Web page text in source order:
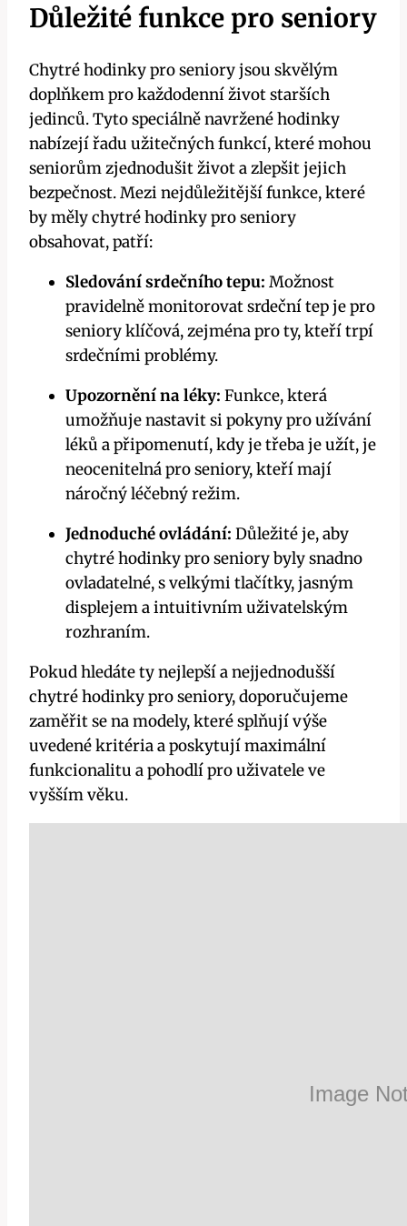
Důležité funkce pro seniory
Chytré hodinky pro seniory jsou skvělým
doplňkem pro každodenní život starších
jedinců. Tyto speciálně navržené hodinky
nabízejí řadu užitečných funkcí, které mohou
seniorům zjednodušit život a zlepšit jejich
bezpečnost. Mezi nejdůležitější funkce, které
by měly chytré hodinky pro seniory
obsahovat, patří:
Sledování srdečního tepu: Možnost
pravidelně monitorovat srdeční tep je pro
seniory klíčová, zejména pro ty, kteří trpí
srdečními problémy.
Upozornění na léky: Funkce, která
umožňuje nastavit si pokyny pro užívání
léků a připomenutí, kdy je třeba je užít, je
neocenitelná pro seniory, kteří mají
náročný léčebný režim.
Jednoduché ovládání: Důležité je, aby
chytré hodinky pro seniory byly snadno
ovladatelné, s velkými tlačítky, jasným
displejem a intuitivním uživatelským
rozhraním.
Pokud hledáte ty nejlepší a nejjednodušší
chytré hodinky pro seniory, doporučujeme
zaměřit se na modely, které splňují výše
uvedené kritéria a poskytují maximální
funkcionalitu a pohodlí pro uživatele ve
vyšším věku.